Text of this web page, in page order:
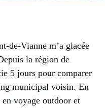
de-Vianne m’a glacée
la région de
5 jours pour comparer
municipal voisin. En
voyage outdoor et